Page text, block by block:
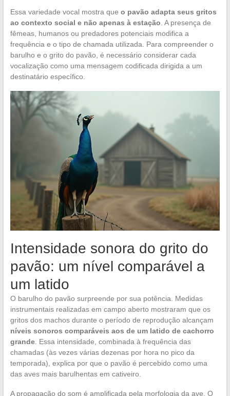
Essa variedade vocal mostra que o pavão adapta seus gritos
ao contexto social e não apenas à estação . A presença de
fêmeas, humanos ou predadores potenciais modifica a
frequência e o tipo de chamada utilizada. Para compreender o
barulho e o grito do pavão, é necessário considerar cada
vocalização como uma mensagem codificada dirigida a um
destinatário específico.
Intensidade sonora do grito do
pavão: um nível comparável a
um latido
O barulho do pavão surpreende por sua potência. Medidas
instrumentais realizadas em campo aberto mostraram que os
gritos dos machos durante o período de reprodução alcançam
níveis sonoros comparáveis aos de um latido de cachorro
grande. Essa intensidade, combinada à frequência das
chamadas (às vezes várias dezenas por hora no pico da
temporada), explica por que o pavão é percebido como uma
das aves mais barulhentas em cativeiro.
A propagação do som é amplificada pela morfologia da ave. O